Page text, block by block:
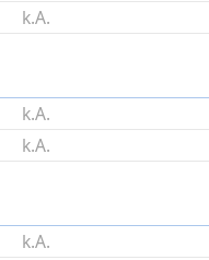
k.A.
k.A.
k.A.
k.A.